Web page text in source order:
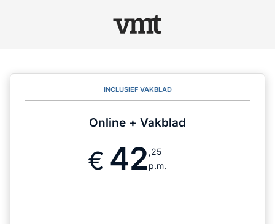
INCLUSIEF VAKBLAD
Online + Vakblad
42,25
p.m.